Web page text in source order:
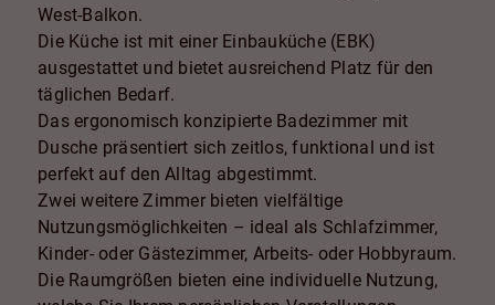
West-Balkon.
Die Küche ist mit einer Einbauküche (EBK)
ausgestattet und bietet ausreichend Platz für den
täglichen Bedarf.
Das ergonomisch konzipierte Badezimmer mit
Dusche präsentiert sich zeitlos, funktional und ist
perfekt auf den Alltag abgestimmt.
Zwei weitere Zimmer bieten vielfältige
Nutzungsmöglichkeiten – ideal als Schlafzimmer,
Kinder- oder Gästezimmer, Arbeits- oder Hobbyraum.
Die Raumgrößen bieten eine individuelle Nutzung,